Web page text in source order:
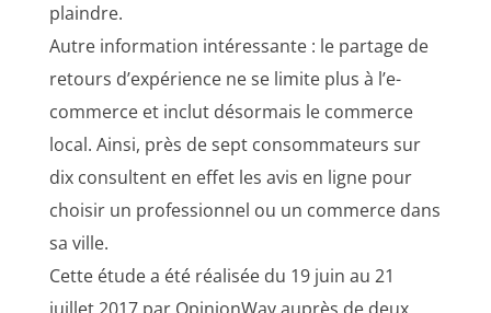
plaindre.
Autre information intéressante : le partage de
retours d’expérience ne se limite plus à l’e-
commerce et inclut désormais le commerce
local. Ainsi, près de sept consommateurs sur
dix consultent en effet les avis en ligne pour
choisir un professionnel ou un commerce dans
sa ville.
Cette étude a été réalisée du 19 juin au 21